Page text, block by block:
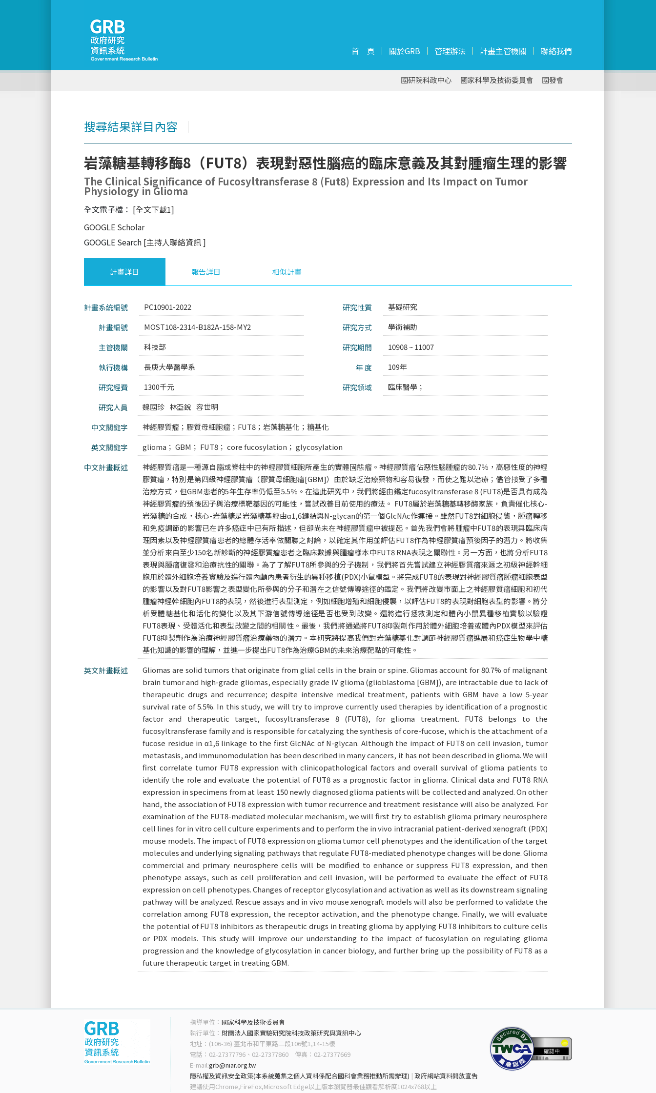
首 頁 關於GRB 管理辦法 計畫主管機關 聯絡我們
國研院科政中心 國家科學及技術委員會 國發會
搜尋結果詳目內容
岩藻糖基轉移酶8（FUT8）表現對惡性腦癌的臨床意義及其對腫瘤生理的影響
The Clinical Significance of Fucosyltransferase 8 (Fut8) Expression and Its Impact on Tumor
Physiology in Glioma
全文電子檔： [全文下載1]
GOOGLE Scholar
GOOGLE Search [主持人聯絡資訊]
計畫詳目 報告詳目 相似計畫
計畫系統編號 PC10901-2022 研究性質
基礎研究
計畫編號
MOST108-2314-B182A-158-MY2 研究方式
學術補助
主管機關
科技部 研究期間
10908 ~ 11007
執行機構
長庚大學醫學系 年 度
109年
研究經費
1300千元 研究領域
臨床醫學；
研究人員
魏國珍 林亞銳 容世明
中文關鍵字
神經膠質瘤；膠質母細胞瘤；FUT8；岩藻糖基化；糖基化
英文關鍵字
glioma； GBM； FUT8； core fucosylation； glycosylation
中文計畫概述
神經膠質瘤是一種源自腦或脊柱中的神經膠質細胞所產生的實體固態瘤。神經膠質瘤佔惡性腦腫瘤的80.7％，高惡性度的神經
膠質瘤，特別是第四級神經膠質瘤（膠質母細胞瘤[GBM]）由於缺乏治療藥物和容易復發，而使之難以治療；儘管接受了多種
治療方式，但GBM患者的5年生存率仍低至5.5％。在這此研究中，我們將經由鑑定fucosyltransferase 8 (FUT8)是否具有成為
神經膠質瘤的預後因子與治療標靶基因的可能性，嘗試改善目前使用的療法。 FUT8屬於岩藻糖基轉移酶家族，負責催化核心-
岩藻糖的合成，核心-岩藻糖是岩藻糖基經由α1,6鍵結與N-glycan的第一個GlcNAc作連接。雖然FUT8對細胞侵襲，腫瘤轉移
和免疫調節的影響已在許多癌症中已有所描述，但卻尚未在神經膠質瘤中被提起。首先我們會將腫瘤中FUT8的表現與臨床病
理因素以及神經膠質瘤患者的總體存活率做關聯之討論，以確定其作用並評估FUT8作為神經膠質瘤預後因子的潛力。將收集
並分析來自至少150名新診斷的神經膠質瘤患者之臨床數據與腫瘤樣本中FUT8 RNA表現之關聯性。另一方面，也將分析FUT8
表現與腫瘤復發和治療抗性的關聯。為了了解FUT8所參與的分子機制，我們將首先嘗試建立神經膠質瘤來源之初級神經幹細
胞用於體外細胞培養實驗及進行體內顱內患者衍生的異種移植(PDX)小鼠模型。將完成FUT8的表現對神經膠質瘤腫瘤細胞表型
的影響以及對FUT8影響之表型變化所參與的分子和潛在之信號傳導途徑的鑑定。我們將改變市面上之神經膠質瘤細胞和初代
腫瘤神經幹細胞內FUT8的表現，然後進行表型測定，例如細胞增殖和細胞侵襲，以評估FUT8的表現對細胞表型的影響。將分
析受體糖基化和活化的變化以及其下游信號傳導途徑是否也受到改變。還將進行拯救測定和體內小鼠異種移植實驗以驗證
FUT8表現、受體活化和表型改變之間的相關性。最後，我們將通過將FUT8抑製劑作用於體外細胞培養或體內PDX模型來評估
FUT8抑製劑作為治療神經膠質瘤治療藥物的潛力。本研究將提高我們對岩藻糖基化對調節神經膠質瘤進展和癌症生物學中糖
基化知識的影響的理解，並進一步提出FUT8作為治療GBM的未來治療靶點的可能性。
英文計畫概述
Gliomas are solid tumors that originate from glial cells in the brain or spine. Gliomas account for 80.7% of malignant
brain tumor and high-grade gliomas, especially grade IV glioma (glioblastoma [GBM]), are intractable due to lack of
therapeutic drugs and recurrence; despite intensive medical treatment, patients with GBM have a low 5-year
survival rate of 5.5%. In this study, we will try to improve currently used therapies by identification of a prognostic
factor and therapeutic target, fucosyltransferase 8 (FUT8), for glioma treatment. FUT8 belongs to the
fucosyltransferase family and is responsible for catalyzing the synthesis of core-fucose, which is the attachment of a
fucose residue in α1,6 linkage to the first GlcNAc of N-glycan. Although the impact of FUT8 on cell invasion, tumor
metastasis, and immunomodulation has been described in many cancers, it has not been described in glioma. We will
first correlate tumor FUT8 expression with clinicopathological factors and overall survival of glioma patients to
identify the role and evaluate the potential of FUT8 as a prognostic factor in glioma. Clinical data and FUT8 RNA
expression in specimens from at least 150 newly diagnosed glioma patients will be collected and analyzed. On other
hand, the association of FUT8 expression with tumor recurrence and treatment resistance will also be analyzed. For
examination of the FUT8-mediated molecular mechanism, we will first try to establish glioma primary neurosphere
cell lines for in vitro cell culture experiments and to perform the in vivo intracranial patient-derived xenograft (PDX)
mouse models. The impact of FUT8 expression on glioma tumor cell phenotypes and the identification of the target
molecules and underlying signaling pathways that regulate FUT8-mediated phenotype changes will be done. Glioma
commercial and primary neurosphere cells will be modified to enhance or suppress FUT8 expression, and then
phenotype assays, such as cell proliferation and cell invasion, will be performed to evaluate the effect of FUT8
expression on cell phenotypes. Changes of receptor glycosylation and activation as well as its downstream signaling
pathway will be analyzed. Rescue assays and in vivo mouse xenograft models will also be performed to validate the
correlation among FUT8 expression, the receptor activation, and the phenotype change. Finally, we will evaluate
the potential of FUT8 inhibitors as therapeutic drugs in treating glioma by applying FUT8 inhibitors to culture cells
or PDX models. This study will improve our understanding to the impact of fucosylation on regulating glioma
progression and the knowledge of glycosylation in cancer biology, and further bring up the possibility of FUT8 as a
future therapeutic target in treating GBM.
指導單位： 國家科學及技術委員會
執行單位： 財團法人國家實驗研究院科技政策研究與資訊中心
地址：(106-36) 臺北市和平東路二段106號1,14-15樓
電話：02-27377796、02-27377860 傳真：02-27377669
E-mail:grb@niar.org.tw
隱私權及資訊安全政策(本系統蒐集之個人資料係配合國科會業務推動所需辦理) | 政府網站資料開放宣告
建議使用Chrome,FireFox,Microsoft Edge以上版本瀏覽器最佳觀看解析度1024x768以上